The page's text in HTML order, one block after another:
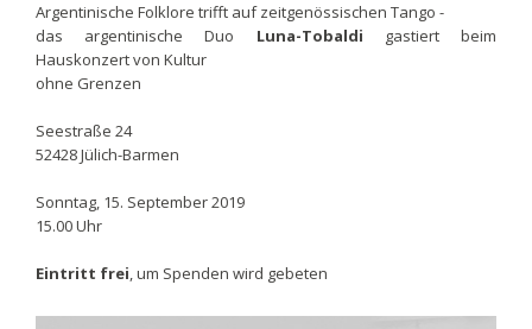
Argentinische Folklore trifft auf zeitgenössischen Tango -
das argentinische Duo Luna-Tobaldi gastiert beim
Hauskonzert von Kultur
ohne Grenzen
Seestraße 24
52428 Jülich-Barmen
Sonntag, 15. September 2019
15.00 Uhr
Eintritt frei, um Spenden wird gebeten